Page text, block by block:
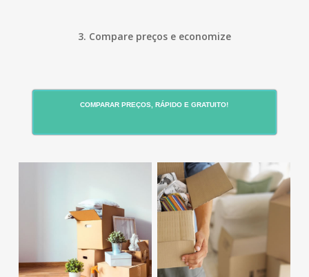
3. Compare preços e economize
COMPARAR PREÇOS, RÁPIDO E GRATUITO!